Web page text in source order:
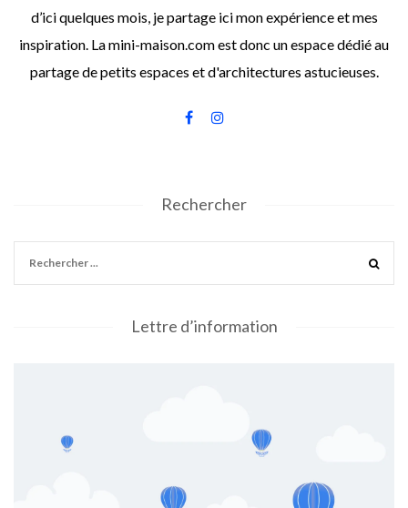
d’ici quelques mois, je partage ici mon expérience et mes
inspiration. La mini-maison.com est donc un espace dédié au
partage de petits espaces et d'architectures astucieuses.
Rechercher
Lettre d’information